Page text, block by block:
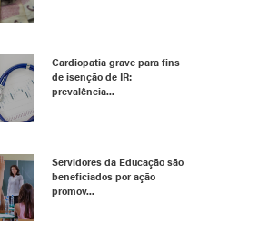
Cardiopatia grave para fins
de isenção de IR:
prevalência...
Servidores da Educação são
beneficiados por ação
promov...